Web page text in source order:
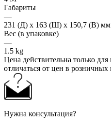
Габариты
—
231 (Д) x 163 (Ш) x 150,7 (В) мм
Вес (в упаковке)
—
1.5 kg
Цена действительна только
отличаться от цен в розничных
Нужна консультация?